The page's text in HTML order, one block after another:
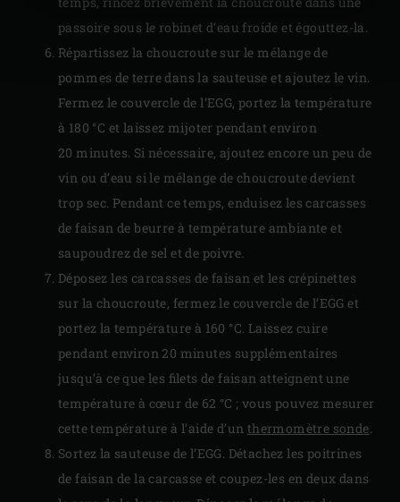
passoire sous le robinet d’eau froide et égouttez-la.
Répartissez la choucroute sur le mélange de
pommes de terre dans la sauteuse et ajoutez le vin.
Fermez le couvercle de l’EGG, portez la température
à 180 °C et laissez mijoter pendant environ
20 minutes. Si nécessaire, ajoutez encore un peu de
vin ou d’eau si le mélange de choucroute devient
trop sec. Pendant ce temps, enduisez les carcasses
de faisan de beurre à température ambiante et
saupoudrez de sel et de poivre.
Déposez les carcasses de faisan et les crépinettes
sur la choucroute, fermez le couvercle de l’EGG et
portez la température à 160 °C. Laissez cuire
pendant environ 20 minutes supplémentaires
jusqu’à ce que les filets de faisan atteignent une
température à cœur de 62 °C ; vous pouvez mesurer
cette température à l’aide d’un thermomètre sonde.
Sortez la sauteuse de l’EGG. Détachez les poitrines
de faisan de la carcasse et coupez-les en deux dans